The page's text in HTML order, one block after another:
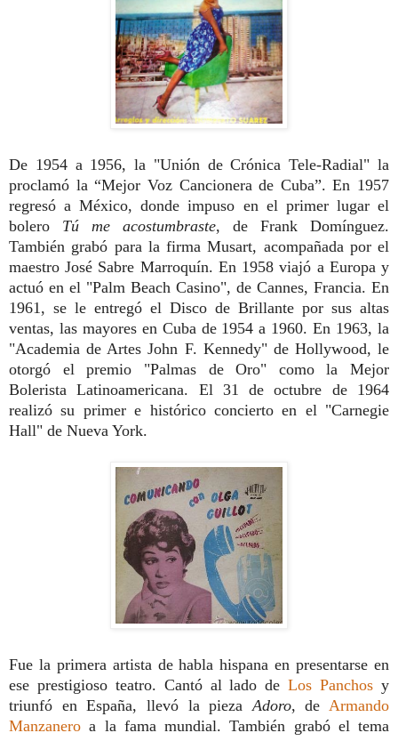
De 1954 a 1956, la "Unión de Crónica Tele-Radial" la
proclamó la “Mejor Voz Cancionera de Cuba”. En 1957
regresó a México, donde impuso en el primer lugar el
bolero Tú me acostumbraste, de Frank Domínguez.
También grabó para la firma Musart, acompañada por el
maestro José Sabre Marroquín. En 1958 viajó a Europa y
actuó en el "Palm Beach Casino", de Cannes, Francia. En
1961, se le entregó el Disco de Brillante por sus altas
ventas, las mayores en Cuba de 1954 a 1960. En 1963, la
"Academia de Artes John F. Kennedy" de Hollywood, le
otorgó el premio "Palmas de Oro" como la Mejor
Bolerista Latinoamericana. El 31 de octubre de 1964
realizó su primer e histórico concierto en el "Carnegie
Hall" de Nueva York.
Fue la primera artista de habla hispana en presentarse en
ese prestigioso teatro. Cantó al lado deLos Panchos y
triunfó en España, llevó la pieza Adoro, de Armando
Manzanero a la fama mundial. También grabó el tema